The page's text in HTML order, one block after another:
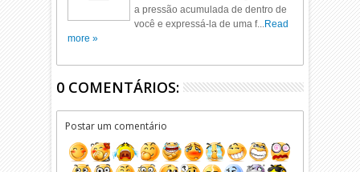
a pressão acumulada de dentro de
você e expressá-la de uma f...Read
more »
0 COMENTÁRIOS:
Postar um comentário